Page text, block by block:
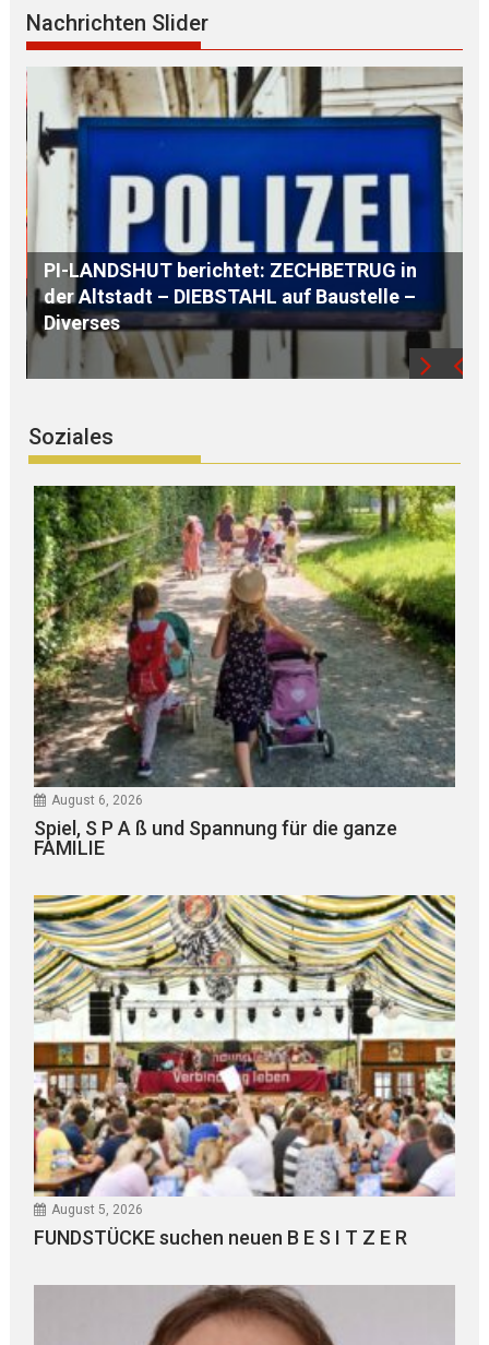
Nachrichten Slider
in
Baustelle –
AUSTAUSCH mit einem G L O B A
aus der REGION
Soziales
August 6, 2026
Spiel, S P A ß und Spannung für die ganze
FAMILIE
August 5, 2026
FUNDSTÜCKE suchen neuen B E S I T Z E R